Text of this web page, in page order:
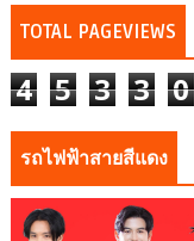
TOTAL PAGEVIEWS
4 5 3 3 0
รถไฟฟ้าสายสีแดง